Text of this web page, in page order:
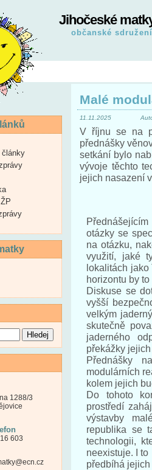
Jihočeské
občanské sdružení
Malé
11.11.2025
V říjnu se na
přednášky
setkání bylo
vývoje těchto
jejich nasazení
otázky se
na otázku,
využití, jaké
lokalitách jako
horizontu by
Diskuse se
vyšší
velkým
skutečně
jaderného
překážky
Přednášky
modulárních
kolem jejich
Do tohoto
prostředí
výstavby
republika se
technologii,
neexistuje. I
předbíhá
články
1288/3
603